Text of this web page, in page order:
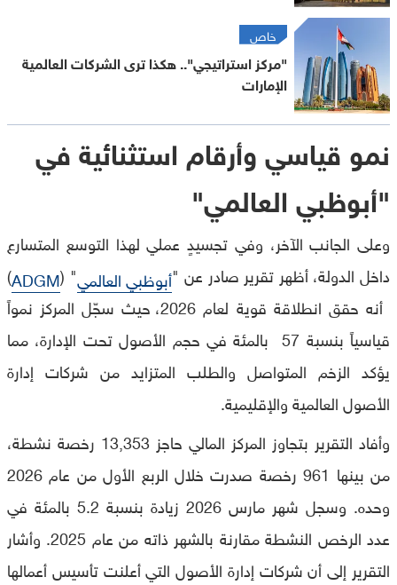
خاص
"مركز استراتيجي".. هكذا ترى الشركات العالمية
الإمارات
نمو قياسي وأرقام استثنائية في
"أبوظبي العالمي"
وعلى الجانب الآخر، وفي تجسيدٍ عملي لهذا التوسع المتسارع
داخل الدولة، أظهر تقرير صادر عن "أبوظبي العالمي" (
ADGM
)
أنه حقق انطلاقة قوية لعام 2026، حيث سجّل المركز نمواً
قياسياً بنسبة 57 بالمئة في حجم الأصول تحت الإدارة، مما
يؤكد الزخم المتواصل والطلب المتزايد من شركات إدارة
الأصول العالمية والإقليمية.
وأفاد التقرير بتجاوز المركز المالي حاجز 13,353 رخصة نشطة،
من بينها 961 رخصة صدرت خلال الربع الأول من عام 2026
وحده. وسجل شهر مارس 2026 زيادة بنسبة 5.2 بالمئة في
عدد الرخص النشطة مقارنة بالشهر ذاته من عام 2025. وأشار
التقرير إلى أن شركات إدارة الأصول التي أعلنت تأسيس أعمالها